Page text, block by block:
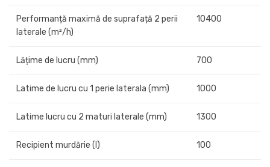
Performanță maximă de suprafață 2 perii
laterale (m²/h)
10400
Lățime de lucru (mm) 700
Latime de lucru cu 1 perie laterala (mm) 1000
Latime lucru cu 2 maturi laterale (mm) 1300
Recipient murdărie (l) 100